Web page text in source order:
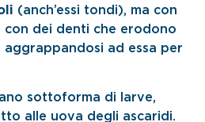
(anch’essi tondi), ma con
con dei denti che erodono
aggrappandosi ad essa per
sottoforma di larve,
alle uova degli ascaridi.